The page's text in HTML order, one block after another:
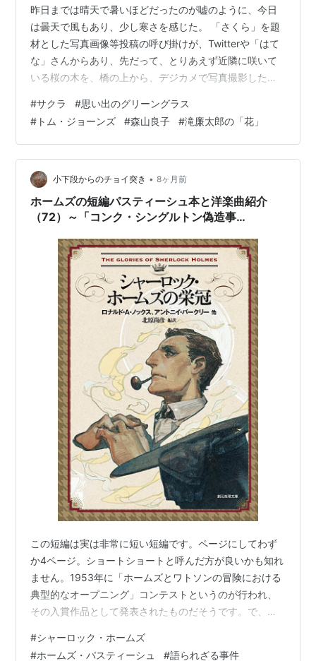
昨日までは晴天で暑いほどだったのが嘘のように、今日
は曇天で風もあり、少し寒さを感じた。 「さくら」を題
材とした写真画像等投稿の呼び掛けが、Twitterや「はて
な」さんからあり、先だって、とりあえず近隣に咲いて
いる桜の木を、橋の上から、デジカメで写真撮影した。
１０Mを超える高解析画像のためアップロードできず、
記事に載せることができなかった。 ただ、少し遠方から
撮影した「桜の木」の画像は載せることができた。 建
物、電柱や電線に邪魔されて、風情があまり感じられな
いものとなっている。「満開の桜の木」をとりあえず撮
影したということぐらいかな！ 「さく…
#サクラ #思い出のグリーングラス
# トム・ジョーンズ #森山良子 #滝廉太郎の「花」
小下段からのチョイ突き • 8ヶ月前
ホームズの短編パスティーシュ本と洋楽曲紹介
（72）～「コンク・シングルトン偽造事
で、、('◇')ゞ
この短編は実は非常に短い短編です。ページにしてわず
か4ページ。ショートショートと呼んだ方が良いかも知れ
ません。1953年に「ホームズとワトソンの冒険における
典型的なオープニング」コンテストというのが行われ、
その入賞作品として発表されたものだそうです。で、そ
か挙げています。 バート・スティーヴンズ・・・正典の
#シャーロック・ホームズ
#ホームズ・パスティーシュ #語られざる事件